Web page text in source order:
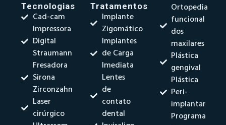
Tecnologias
Cad-cam
Impressora
Digital
Straumann
Fresadora
Sirona
Zirconzahn
Laser
cirúrgico
Tratamentos
Implante
Zigomático
Implantes
de Carga
Imediata
Lentes
de
contato
dental
Ortopedia
funcional
dos
maxilares
Plástica
gengival
Plástica
Peri-
implantar
Programa